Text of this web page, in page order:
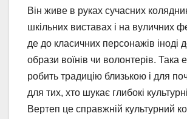
Він живе в руках сучасних
шкільних виставах і на вуличних
де до класичних персонажів іноді
образи воїнів чи волонтерів. Така
робить традицію близькою і для
для тих, хто шукає глибокі
Вертеп це справжній культурний